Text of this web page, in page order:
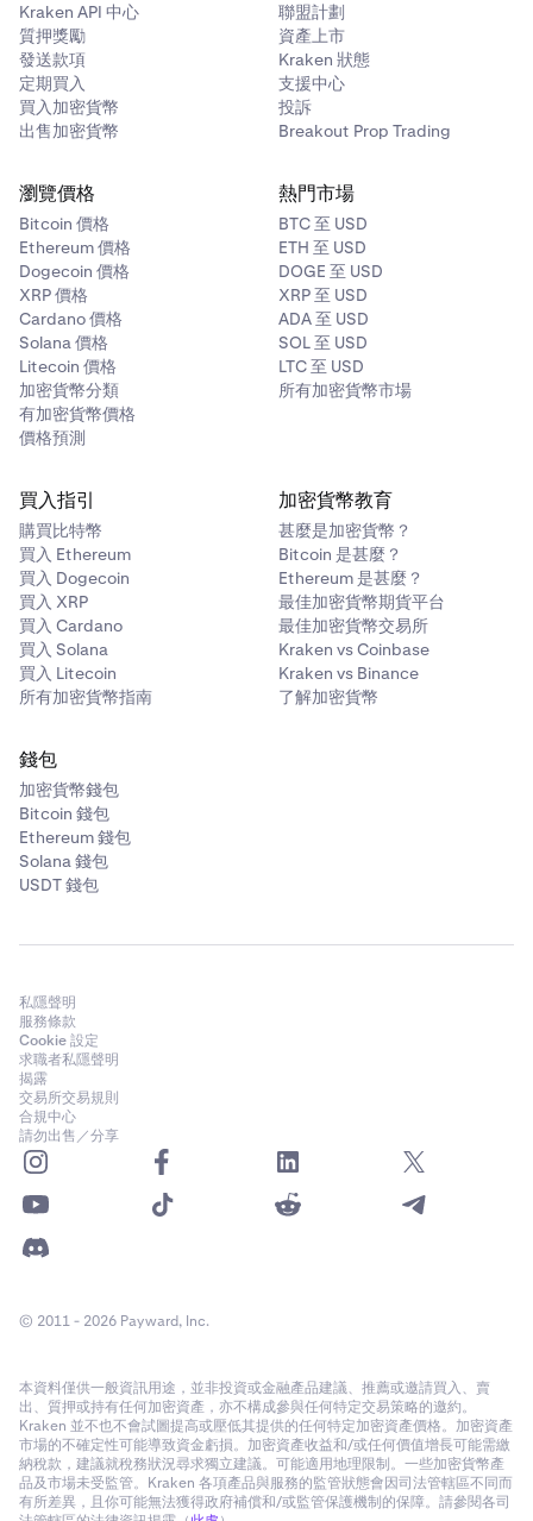
Kraken API 中心
質押獎勵
發送款項
定期買入
買入加密貨幣
出售加密貨幣
聯盟計劃
資產上市
Kraken 狀態
支援中心
投訴
Breakout Prop Trading
瀏覽價格
Bitcoin 價格
Ethereum 價格
Dogecoin 價格
XRP 價格
Cardano 價格
Solana 價格
Litecoin 價格
加密貨幣分類
有加密貨幣價格
價格預測
熱門市場
BTC 至 USD
ETH 至 USD
DOGE 至 USD
XRP 至 USD
ADA 至 USD
SOL 至 USD
LTC 至 USD
所有加密貨幣市場
買入指引
購買比特幣
買入 Ethereum
買入 Dogecoin
買入 XRP
買入 Cardano
買入 Solana
買入 Litecoin
所有加密貨幣指南
加密貨幣教育
甚麼是加密貨幣？
Bitcoin 是甚麼？
Ethereum 是甚麼？
最佳加密貨幣期貨平台
最佳加密貨幣交易所
Kraken vs Coinbase
Kraken vs Binance
了解加密貨幣
錢包
加密貨幣錢包
Bitcoin 錢包
Ethereum 錢包
Solana 錢包
USDT 錢包
私隱聲明
服務條款
Cookie 設定
求職者私隱聲明
揭露
交易所交易規則
合規中心
請勿出售／分享
© 2011 - 2026 Payward, Inc.
本資料僅供一般資訊用途，並非投資或金融產品建議、推薦或邀請買入、賣
出、質押或持有任何加密資產，亦不構成參與任何特定交易策略的邀約。
Kraken 並不也不會試圖提高或壓低其提供的任何特定加密資產價格。加密資產
市場的不確定性可能導致資金虧損。加密資產收益和/或任何價值增長可能需繳
納稅款，建議就稅務狀況尋求獨立建議。可能適用地理限制。一些加密貨幣產
品及市場未受監管。Kraken 各項產品與服務的監管狀態會因司法管轄區不同而
有所差異，且你可能無法獲得政府補償和/或監管保護機制的保障。請參閱各司